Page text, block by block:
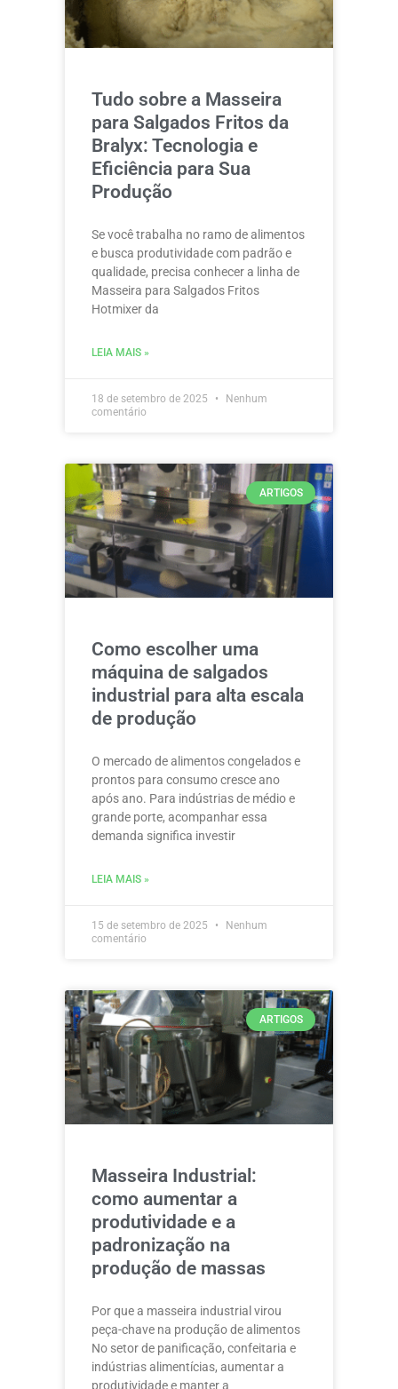
Tudo sobre a Masseira
para Salgados Fritos da
Bralyx: Tecnologia e
Eficiência para Sua
Produção
Se você trabalha no ramo de alimentos
e busca produtividade com padrão e
qualidade, precisa conhecer a linha de
Masseira para Salgados Fritos
Hotmixer da
LEIA MAIS »
18 de setembro de 2025
Nenhum
comentário
ARTIGOS
Como escolher uma
máquina de salgados
industrial para alta escala
de produção
O mercado de alimentos congelados e
prontos para consumo cresce ano
após ano. Para indústrias de médio e
grande porte, acompanhar essa
demanda significa investir
LEIA MAIS »
15 de setembro de 2025
Nenhum
comentário
ARTIGOS
Masseira Industrial:
como aumentar a
produtividade e a
padronização na
produção de massas
Por que a masseira industrial virou
peça-chave na produção de alimentos
No setor de panificação, confeitaria e
indústrias alimentícias, aumentar a
produtividade e manter a